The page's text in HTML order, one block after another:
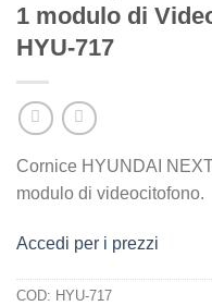
1 modulo di
HYU-717
Cornice HYUNDAI
modulo di videocitofono.
Accedi per i prezzi
COD: HYU-717